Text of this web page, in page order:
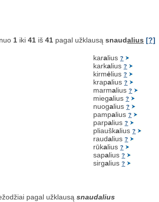
1 iki41 iš41 pagal užklausąsnaudalius [?]
karalius?
karkalius?
kirmėlius?
krapalius?
marmalius?
miegalius?
nuogalius?
pampalius?
parpalius?
pliauškalius?
raudalius?
rūkalius?
sapalius?
sirgalius?
pagal užklausąsnaudalius